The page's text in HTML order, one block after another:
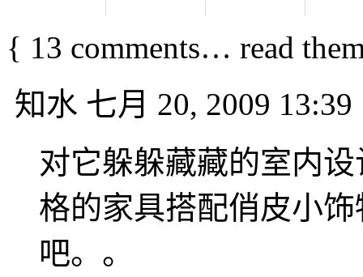
{ 13 comments… read
知水 七月 20, 2009 13:39
对它躲躲藏藏的室内
格的家具搭配俏皮小
吧。。